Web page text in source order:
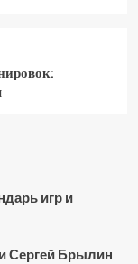
игр и
Сергей Брылин